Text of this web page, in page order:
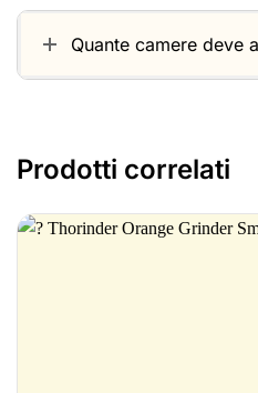
Quante camere deve
Prodotti correlati